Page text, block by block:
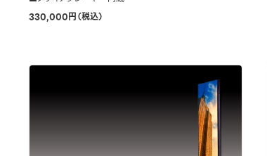
330,000円（税込）